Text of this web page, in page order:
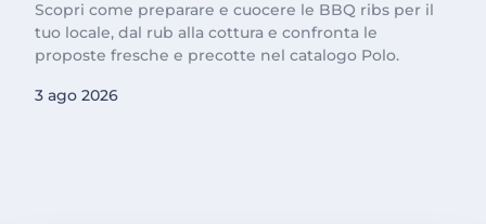
Scopri come preparare e cuocere le BBQ ribs per il
tuo locale, dal rub alla cottura e confronta le
proposte fresche e precotte nel catalogo Polo.
3 ago 2026